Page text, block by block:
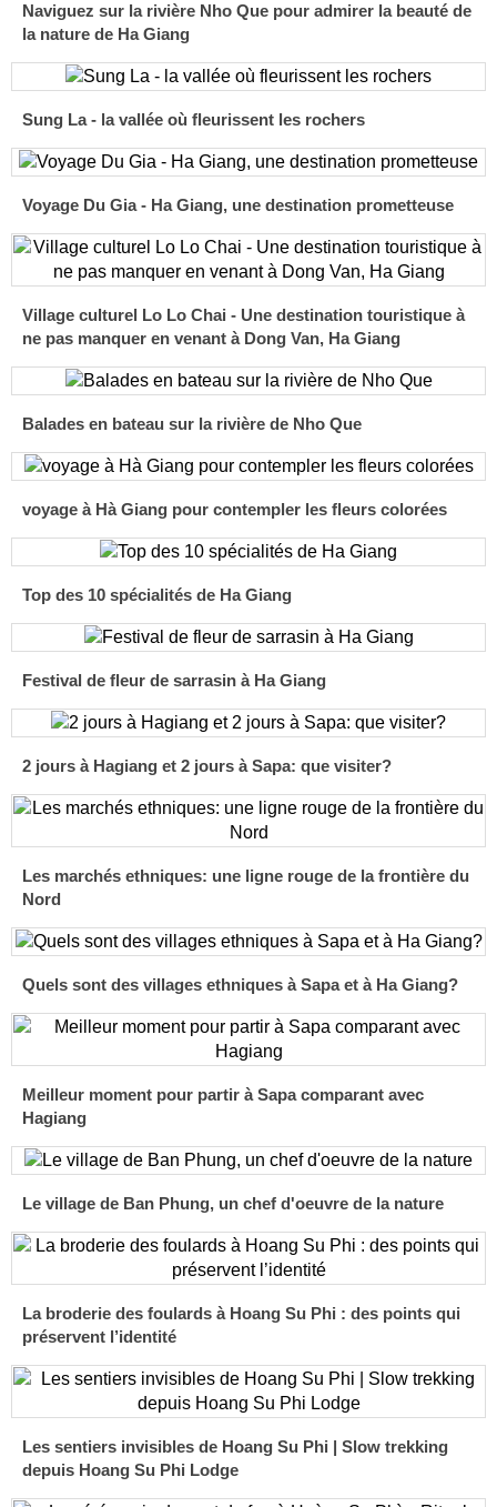
Naviguez sur la rivière Nho Que pour admirer la beauté de
la nature de Ha Giang
Sung La - la vallée où fleurissent les rochers
Voyage Du Gia - Ha Giang, une destination prometteuse
Village culturel Lo Lo Chai - Une destination touristique à
ne pas manquer en venant à Dong Van, Ha Giang
Balades en bateau sur la rivière de Nho Que
voyage à Hà Giang pour contempler les fleurs colorées
Top des 10 spécialités de Ha Giang
Festival de fleur de sarrasin à Ha Giang
2 jours à Hagiang et 2 jours à Sapa: que visiter?
Les marchés ethniques: une ligne rouge de la frontière du
Nord
Quels sont des villages ethniques à Sapa et à Ha Giang?
Meilleur moment pour partir à Sapa comparant avec
Hagiang
Le village de Ban Phung, un chef d'oeuvre de la nature
La broderie des foulards à Hoang Su Phi : des points qui
préservent l’identité
Les sentiers invisibles de Hoang Su Phi | Slow trekking
depuis Hoang Su Phi Lodge